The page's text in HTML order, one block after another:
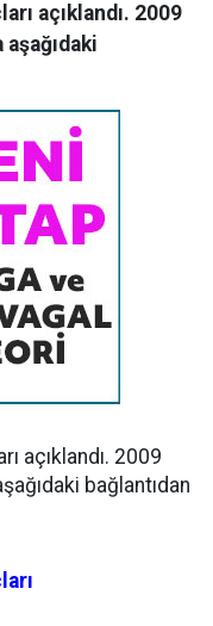
açıklandı. 2009
açıklandı. 2009
bağlantıdan